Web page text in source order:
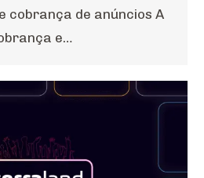
cobrança de anúncios A
e…